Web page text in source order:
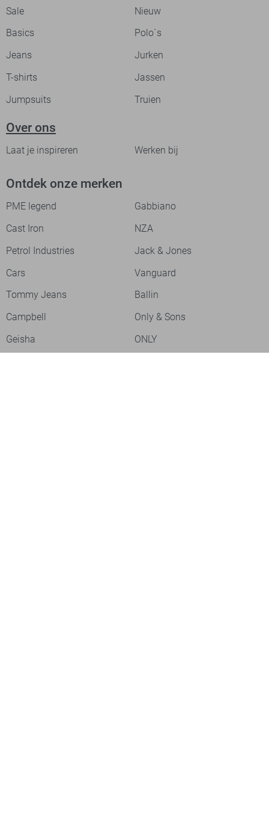
Sale
Nieuw
Basics
Polo`s
Jeans
Jurken
T-shirts
Jassen
Jumpsuits
Truien
Over ons
Laat je inspireren Werken bij
Ontdek onze merken
PME legend
Gabbiano
Cast Iron
NZA
Petrol Industries
Jack & Jones
Cars
Vanguard
Tommy Jeans
Ballin
Campbell
Only & Sons
Geisha
ONLY